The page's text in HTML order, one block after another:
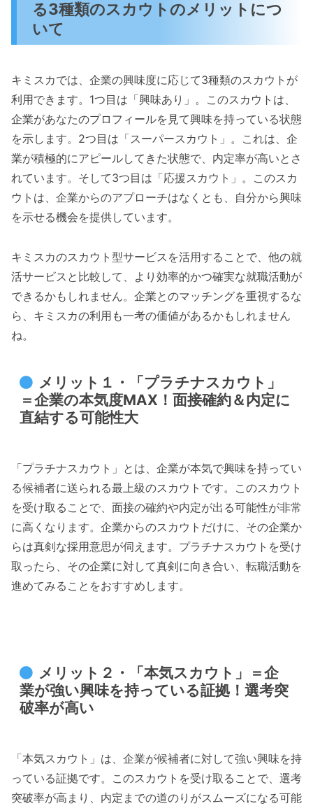
る3種類のスカウトのメリットにつ
いて
キミスカでは、企業の興味度に応じて3種類のスカウトが
利用できます。1つ目は「興味あり」。このスカウトは、
企業があなたのプロフィールを見て興味を持っている状態
を示します。2つ目は「スーパースカウト」。これは、企
業が積極的にアピールしてきた状態で、内定率が高いとさ
れています。そして3つ目は「応援スカウト」。このスカ
ウトは、企業からのアプローチはなくとも、自分から興味
を示せる機会を提供しています。
キミスカのスカウト型サービスを活用することで、他の就
活サービスと比較して、より効率的かつ確実な就職活動が
できるかもしれません。企業とのマッチングを重視するな
ら、キミスカの利用も一考の価値があるかもしれません
ね。
メリット１・「プラチナスカウト」
＝企業の本気度MAX！面接確約＆内定に
直結する可能性大
「プラチナスカウト」とは、企業が本気で興味を持ってい
る候補者に送られる最上級のスカウトです。このスカウト
を受け取ることで、面接の確約や内定が出る可能性が非常
に高くなります。企業からのスカウトだけに、その企業か
らは真剣な採用意思が伺えます。プラチナスカウトを受け
取ったら、その企業に対して真剣に向き合い、転職活動を
進めてみることをおすすめします。
メリット２・「本気スカウト」＝企
業が強い興味を持っている証拠！選考突
破率が高い
「本気スカウト」は、企業が候補者に対して強い興味を持
っている証拠です。このスカウトを受け取ることで、選考
突破率が高まり、内定までの道のりがスムーズになる可能